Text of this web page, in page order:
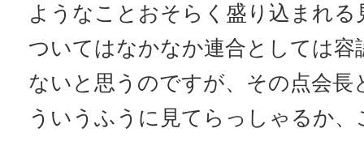
ようなことおそらく盛り込まれる
ついてはなかなか連合としては容
ないと思うのですが、その点会長
ういうふうに見てらっしゃるか